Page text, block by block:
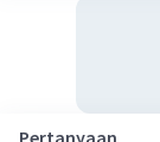
Pertanyaan